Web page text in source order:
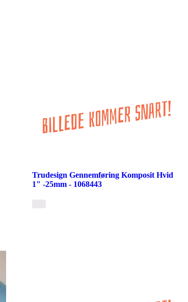
Trudesign Gennemføring Komposit Hvid
1" -25mm - 1068443